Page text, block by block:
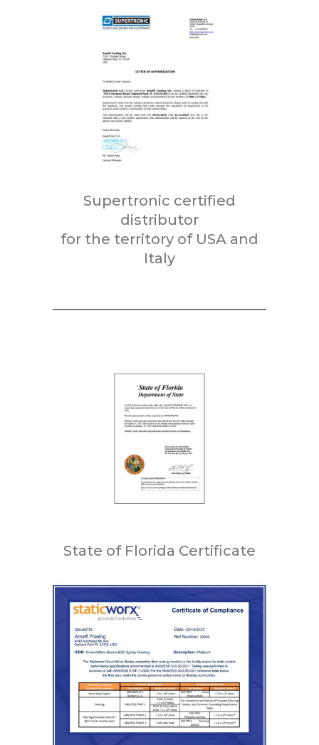
Supertronic certified
distributor
for the territory of USA and
Italy
State of Florida Certificate